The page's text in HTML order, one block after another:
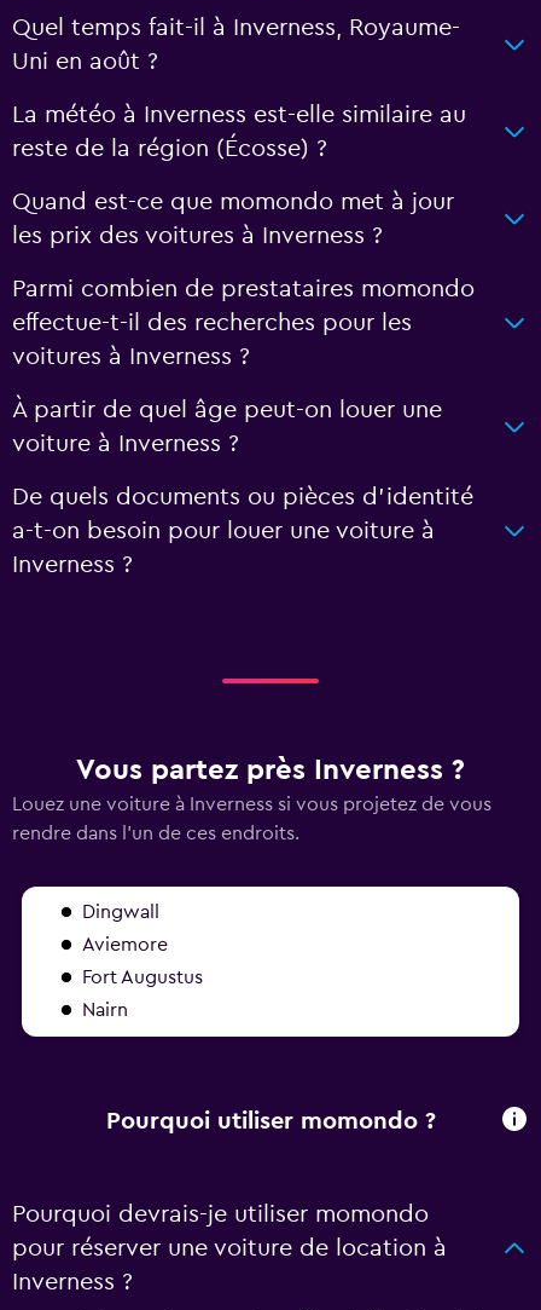
Quel temps fait-il à Inverness, Royaume-
Uni en août ?
La météo à Inverness est-elle similaire au
reste de la région (Écosse) ?
Quand est-ce que momondo met à jour
les prix des voitures à Inverness ?
Parmi combien de prestataires momondo
effectue-t-il des recherches pour les
voitures à Inverness ?
À partir de quel âge peut-on louer une
voiture à Inverness ?
De quels documents ou pièces d'identité
a-t-on besoin pour louer une voiture à
Inverness ?
Vous partez près Inverness ?
Louez une voiture à Inverness si vous projetez de vous
rendre dans l'un de ces endroits.
Dingwall
Aviemore
Fort Augustus
Nairn
Pourquoi utiliser momondo ?
Pourquoi devrais-je utiliser momondo
pour réserver une voiture de location à
Inverness ?